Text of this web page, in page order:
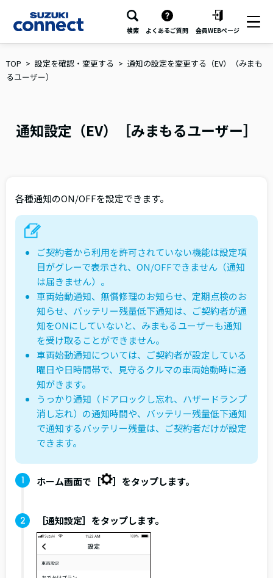
検索 よくあるご質問 会員WEBページ
TOP 設定を確認・変更する
通知の設定を変更する（EV）（みまも
るユーザー）
通知設定（EV）［みまもるユーザー］
各種通知のON/OFFを設定できます。
ご契約者から利用を許可されていない機能は設定項
目がグレーで表示され、ON/OFFできません（通知
は届きません）。
車両始動通知、無償修理のお知らせ、定期点検のお
知らせ、バッテリー残量低下通知は、ご契約者が通
知をONにしていないと、みまもるユーザーも通知
を受け取ることができません。
車両始動通知については、ご契約者が設定している
曜日や日時間帯で、見守るクルマの車両始動時に通
知がきます。
うっかり通知（ドアロックし忘れ、ハザードランプ
消し忘れ）の通知時間や、バッテリー残量低下通知
で通知するバッテリー残量は、ご契約者だけが設定
できます。
ホーム画面で［ ］をタップします。
［通知設定］をタップします。